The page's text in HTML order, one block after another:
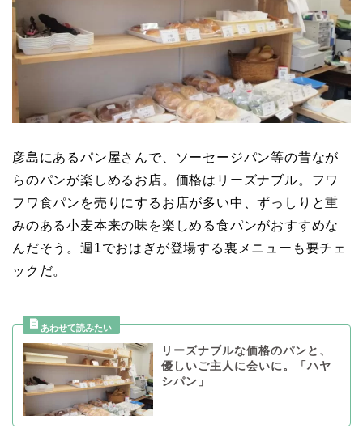
彦島にあるパン屋さんで、ソーセージパン等の昔なが
らのパンが楽しめるお店。価格はリーズナブル。フワ
フワ食パンを売りにするお店が多い中、ずっしりと重
みのある小麦本来の味を楽しめる食パンがおすすめな
んだそう。週1でおはぎが登場する裏メニューも要チェ
ックだ。
リーズナブルな価格のパンと、
優しいご主人に会いに。「ハヤ
シパン」